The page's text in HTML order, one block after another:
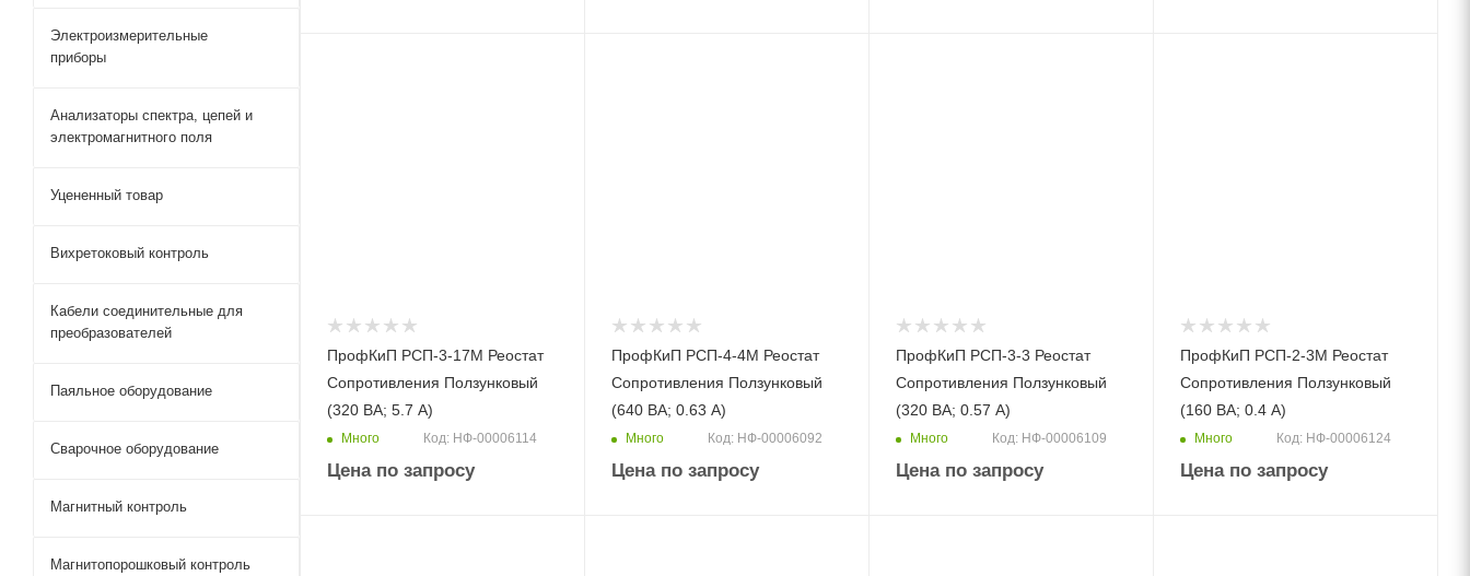
ПрофКиП РСП-3-17М Реостат
Сопротивления Ползунковый
(320 ВА; 5.7 А)
Много Код: НФ-00006114
Цена по запросу
ПрофКиП РСП-4-4М Реостат
Сопротивления Ползунковый
(640 ВА; 0.63 А)
Много Код: НФ-00006092
Цена по запросу
ПрофКиП РСП-3-3 Реостат
Сопротивления Ползунковый
(320 ВА; 0.57 А)
Много Код: НФ-00006109
Цена по запросу
ПрофКиП РСП-2-3М Реостат
Сопротивления Ползунковый
(160 ВА; 0.4 А)
Много Код: НФ-00006124
Цена по запросу
Электроизмерительные
приборы
Анализаторы спектра, цепей и
электромагнитного поля
Уцененный товар
Вихретоковый контроль
Кабели соединительные для
преобразователей
Паяльное оборудование
Сварочное оборудование
Магнитный контроль
Магнитопорошковый контроль